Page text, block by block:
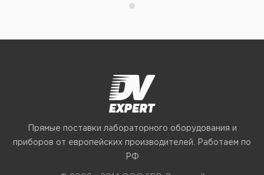
Прямые поставки лабораторного оборудования и
приборов от европейских производителей. Работаем по
РФ